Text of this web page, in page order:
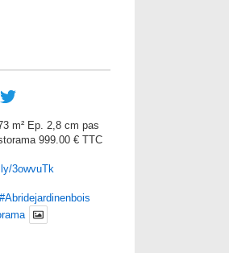
m² Ep. 2,8 cm pas
999.00 € TTC
3owvuTk
#Abridejardinenbois